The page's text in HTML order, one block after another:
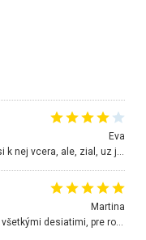
Eva
Hojdacka v Krpelanoch uz nie je, vysli sme si k nej vcera, ale, zial, uz je znicena. Ak sem planujete cestu len kvoli hojdacke, mozete si ju usetrit. Krasny vyhlad je tu vsak aj bez hojdacky :-)
Martina
Nádherné miesto ktoré odporúčam navštíviť všetkými desiatimi, pre rodiny s deťmi, dôchodcom... Proste a jednoducho ozaj rozprávkový les.. určite ešte prídeme. Odniesli sme si na pamiatku krásne tričká,